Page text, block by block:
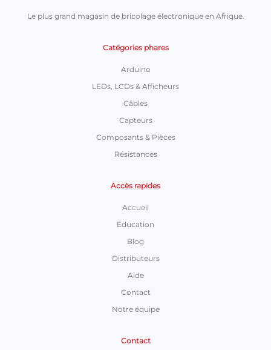
Le plus grand magasin de bricolage électronique en Afrique.
Catégories phares
Arduino
LEDs, LCDs & Afficheurs
Câbles
Capteurs
Composants & Pièces
Résistances
Accès rapides
Accueil
Education
Blog
Distributeurs
Aide
Contact
Notre équipe
Contact